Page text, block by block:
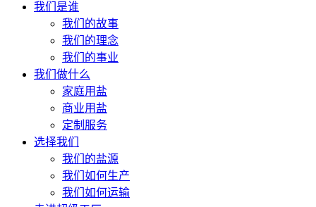
我们是谁
我们的故事
我们的理念
我们的事业
我们做什么
家庭用盐
商业用盐
定制服务
选择我们
我们的盐源
我们如何生产
我们如何运输